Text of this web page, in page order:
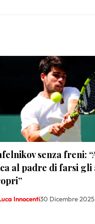
senza freni:
al padre di farsi
Innocenti30 Dicembre 2025